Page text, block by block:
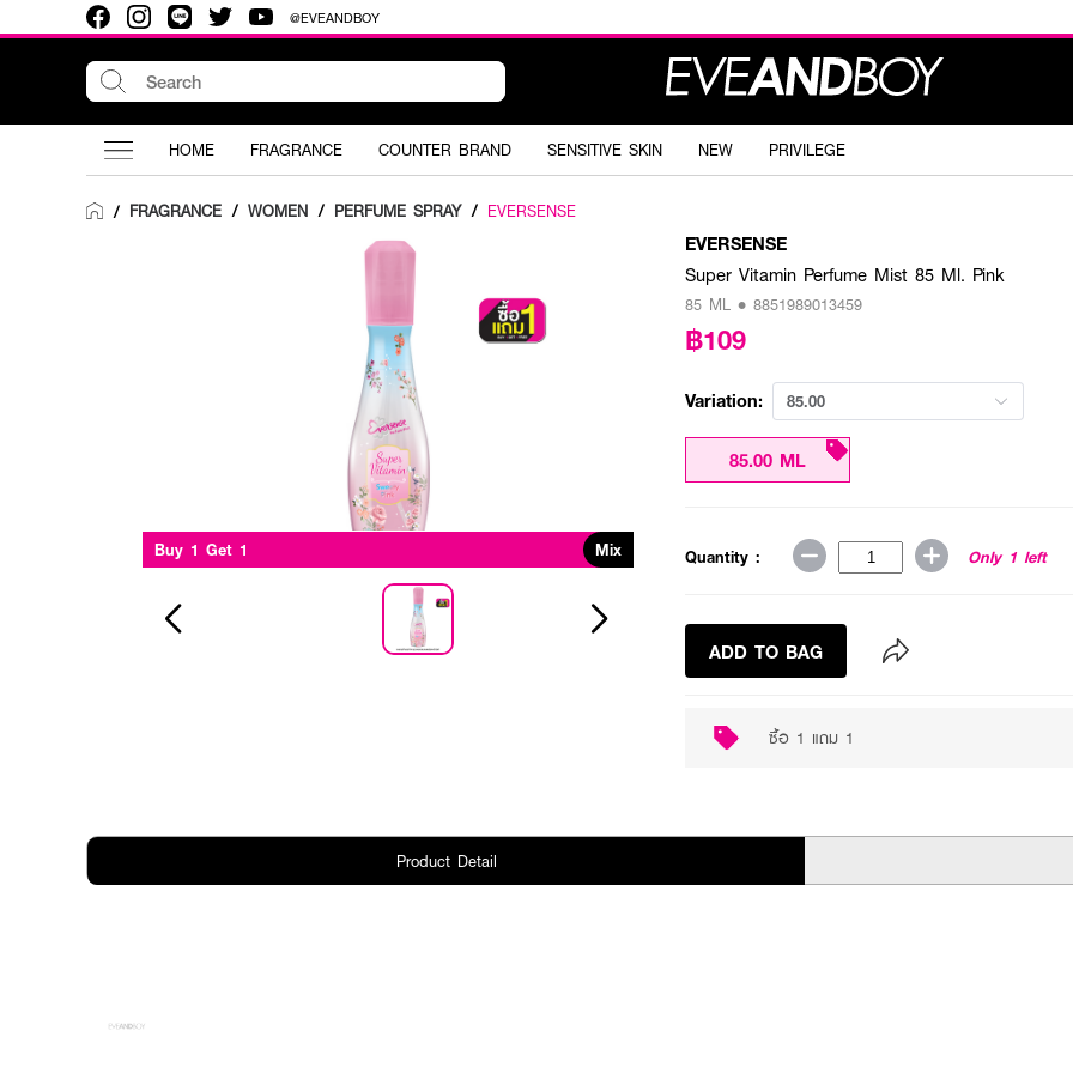
@EVEANDBOY
HOME FRAGRANCE COUNTER BRAND SENSITIVE SKIN NEW PRIVILEGE
/ FRAGRANCE / WOMEN / PERFUME SPRAY / EVERSENSE
Buy 1 Get 1 Mix
EVERSENSE
Super Vitamin Perfume Mist 85 Ml. Pink
85 ML • 8851989013459
฿109
Variation: 85.00
85.00 ML
Quantity : Only 1 left
ADD TO BAG
ซื้อ 1 แถม 1
Product Detail